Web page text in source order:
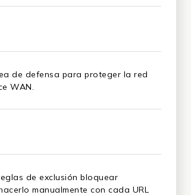
de defensa para proteger la red
WAN.
de exclusión bloquear
manualmente con cada URL